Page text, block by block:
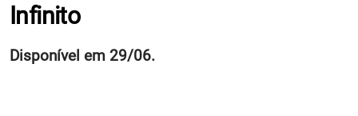
Infinito
Disponível em 29/06.